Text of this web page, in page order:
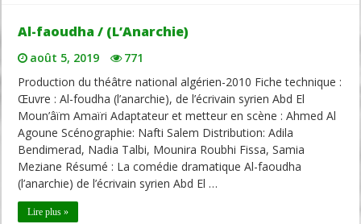
Al-faoudha / (L’Anarchie)
août 5, 2019
771
Production du théâtre national algérien-2010 Fiche technique :
Œuvre : Al-foudha (l’anarchie), de l’écrivain syrien Abd El
Moun’âïm Amaïri Adaptateur et metteur en scène : Ahmed Al
Agoune Scénographie: Nafti Salem Distribution: Adila
Bendimerad, Nadia Talbi, Mounira Roubhi Fissa, Samia
Meziane Résumé : La comédie dramatique Al-faoudha
(l’anarchie) de l’écrivain syrien Abd El …
Lire plus »